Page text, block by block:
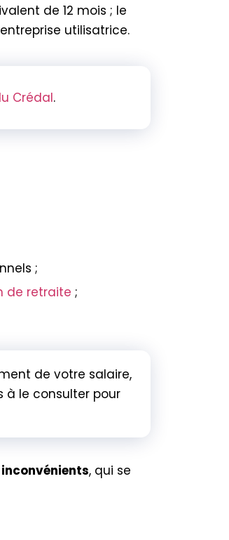
de 12 mois ; le
utilisatrice.
Crédal.
;
de retraite ;
de votre salaire,
à le consulter pour
, qui se